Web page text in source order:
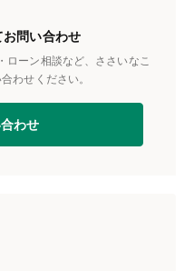
問い合わせ
ローン相談など、ささいなこ
わせください。
わせ